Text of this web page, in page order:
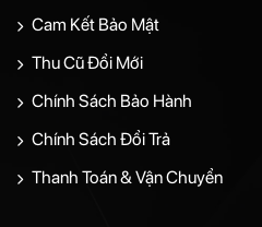
Cam Kết Bảo Mật
Thu Cũ Đổi Mới
Chính Sách Bảo Hành
Chính Sách Đổi Trả
Thanh Toán & Vận Chuyển